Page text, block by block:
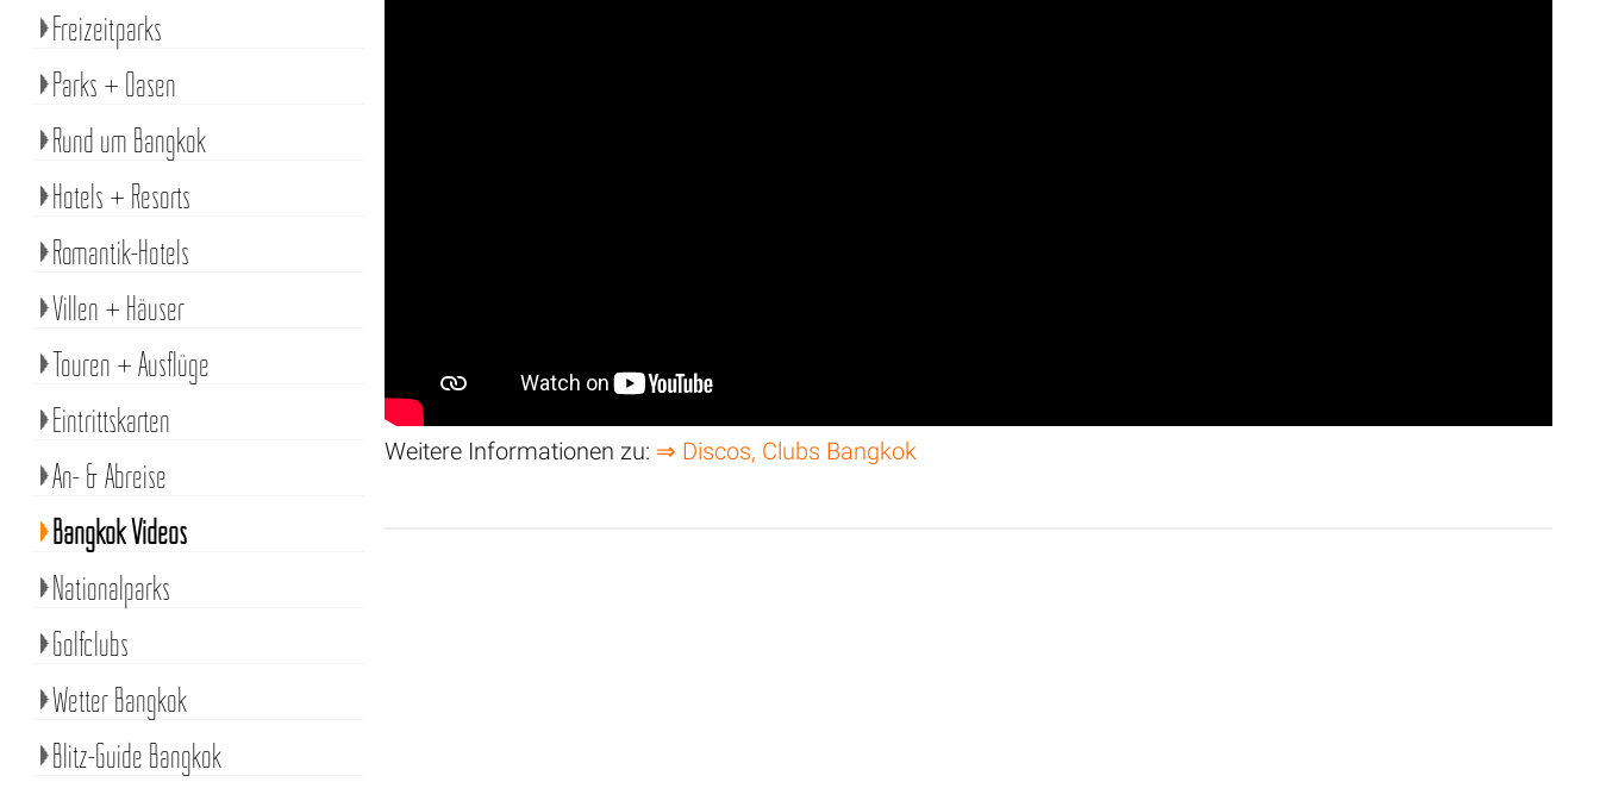
Weitere Informationen zu: ⇒ Discos, Clubs Bangkok
Freizeitparks
Parks + Oasen
Rund um Bangkok
Hotels + Resorts
Romantik-Hotels
Villen + Häuser
Touren + Ausflüge
Eintrittskarten
An- & Abreise
Bangkok Videos
Nationalparks
Golfclubs
Wetter Bangkok
Blitz-Guide Bangkok